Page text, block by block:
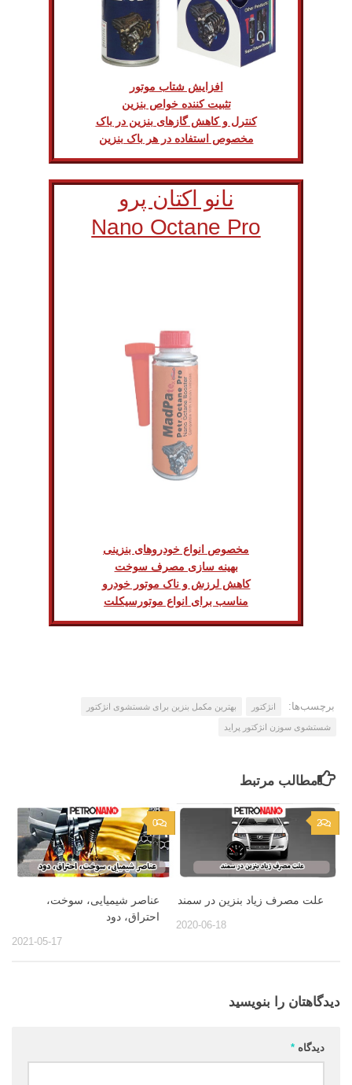
افزایش شتاب موتور
تثبیت کننده خواص بنزین
کنترل و کاهش گازهای بنزین در باک
مخصوص استفاده در هر باک بنزین
نانو اکتان پرو
Nano Octane Pro
مخصوص انواع خودروهای بنزینی
بهینه سازی مصرف سوخت
کاهش لرزش و ناک موتور خودرو
مناسب برای انواع موتورسیکلت
برچسب‌ها: انژکتور بهترین مکمل بنزین برای شستشوی انژکتور
شستشوی سوزن انژکتور پراید
مطالب مرتبط
0
عناصر شیمیایی، سوخت،
احتراق، دود
2021-05-17
2
علت مصرف زیاد بنزین در سمند
2020-06-18
دیدگاهتان را بنویسید
دیدگاه *